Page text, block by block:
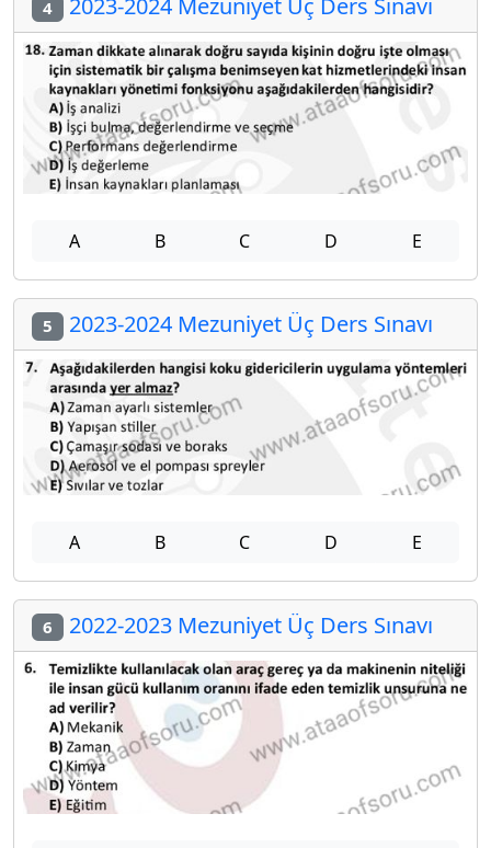
4
A B C D E
5 2023-2024 Mezuniyet Üç Ders Sınavı
A B C D E
6 2022-2023 Mezuniyet Üç Ders Sınavı